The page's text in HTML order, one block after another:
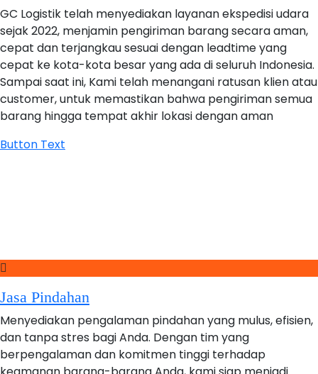
GC Logistik telah menyediakan layanan ekspedisi udara
sejak 2022, menjamin pengiriman barang secara aman,
cepat dan terjangkau sesuai dengan leadtime yang
cepat ke kota-kota besar yang ada di seluruh Indonesia.
Sampai saat ini, Kami telah menangani ratusan klien atau
customer, untuk memastikan bahwa pengiriman semua
barang hingga tempat akhir lokasi dengan aman
Button Text
Jasa Pindahan
Menyediakan pengalaman pindahan yang mulus, efisien,
dan tanpa stres bagi Anda. Dengan tim yang
berpengalaman dan komitmen tinggi terhadap